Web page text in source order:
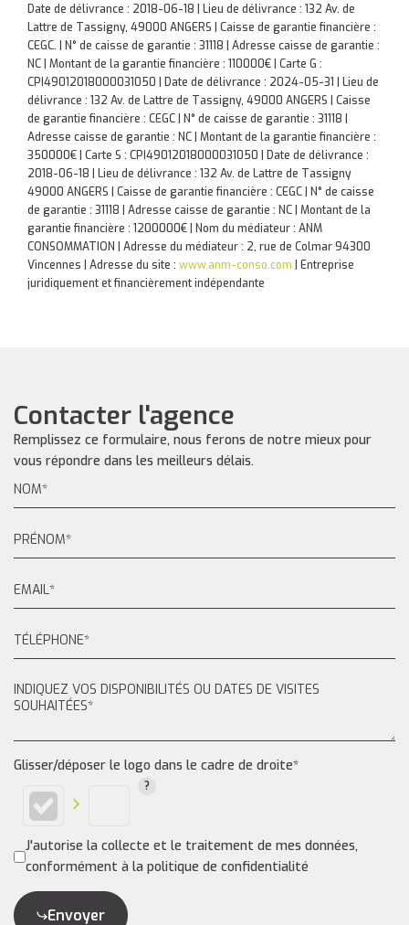
Date de délivrance : 2018-06-18 | Lieu de délivrance : 132 Av. de
Lattre de Tassigny, 49000 ANGERS | Caisse de garantie financière :
CEGC. | N° de caisse de garantie : 31118 | Adresse caisse de garantie :
NC | Montant de la garantie financière : 110000€ | Carte G :
CPI49012018000031050 | Date de délivrance : 2024-05-31 | Lieu de
délivrance : 132 Av. de Lattre de Tassigny, 49000 ANGERS | Caisse
de garantie financière : CEGC | N° de caisse de garantie : 31118 |
Adresse caisse de garantie : NC | Montant de la garantie financière :
350000€ | Carte S : CPI49012018000031050 | Date de délivrance :
2018-06-18 | Lieu de délivrance : 132 Av. de Lattre de Tassigny
49000 ANGERS | Caisse de garantie financière : CEGC | N° de caisse
de garantie : 31118 | Adresse caisse de garantie : NC | Montant de la
garantie financière : 1200000€ | Nom du médiateur : ANM
CONSOMMATION | Adresse du médiateur : 2, rue de Colmar 94300
Vincennes | Adresse du site : www.anm-conso.com
Entreprise
juridiquement et financièrement indépendante
Contacter l'agence
Remplissez ce formulaire, nous ferons de notre mieux pour
vous répondre dans les meilleurs délais.
Glisser/déposer le logo dans le cadre de droite*
J'autorise la collecte et le traitement de mes données,
conformément à la politique de confidentialité
Envoyer